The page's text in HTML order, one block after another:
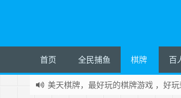
首页 全民捕鱼 棋牌 百
美天棋牌，最好玩的棋牌游戏 ，好